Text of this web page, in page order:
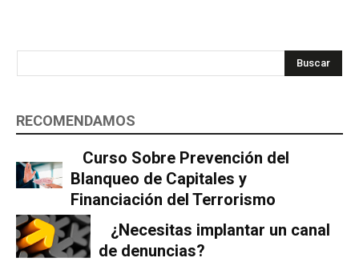
Buscar
RECOMENDAMOS
Curso Sobre Prevención del
Blanqueo de Capitales y
Financiación del Terrorismo
¿Necesitas implantar un canal
de denuncias?